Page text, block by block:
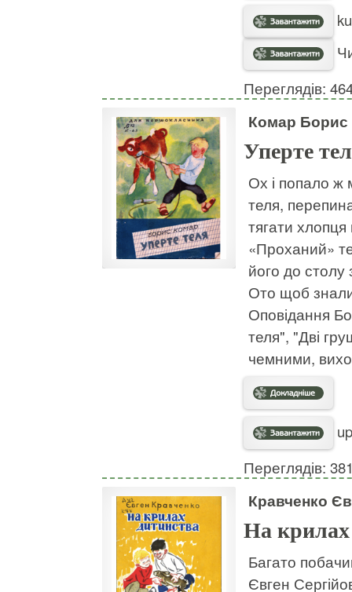
Переглядів:
Комар Борис
Уперте
Ох і попало ж
теля,
тягати хлопця
«Проханий»
його до
Ото щоб
Оповідання
теля", "Дві
чемними,
Переглядів:
Кравченко
На крилах
Багато
Євген